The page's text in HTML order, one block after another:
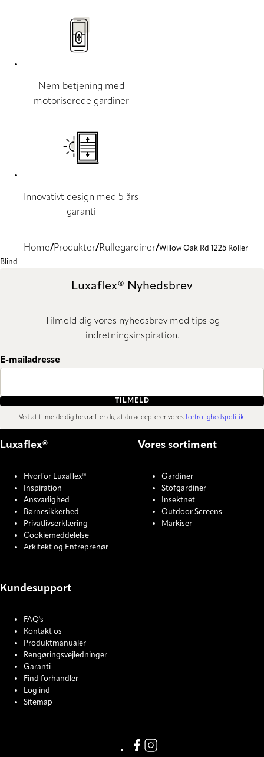
Nem betjening med
motoriserede gardiner
Innovativt design med 5 års
garanti
Home Produkter Rullegardiner Willow Oak Rd 1225 Roller
Blind
Luxaflex® Nyhedsbrev
Tilmeld dig vores nyhedsbrev med tips og
indretningsinspiration.
E-mailadresse
TILMELD
Ved at tilmelde dig bekræfter du, at du accepterer vores fortrolighedspolitik.
Luxaflex®
Hvorfor Luxaflex®
Inspiration
Ansvarlighed
Børnesikkerhed
Privatlivserklæring
Cookiemeddelelse
Arkitekt og Entreprenør
Vores sortiment
Gardiner
Stofgardiner
Insektnet
Outdoor Screens
Markiser
Kundesupport
FAQ's
Kontakt os
Produktmanualer
Rengøringsvejledninger
Garanti
Find forhandler
Log ind
Sitemap
Link missing Display text from
Link missing Display text